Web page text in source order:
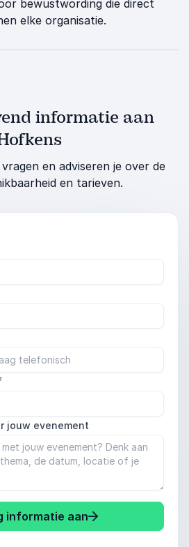
bewustwording die direct
elke organisatie.
informatie aan
en adviseren je over de
en tarieven.
jouw evenement
informatie aan